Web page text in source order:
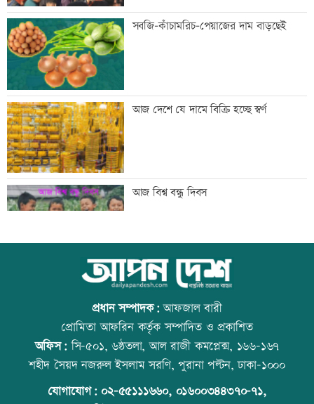
দুদকের মামলায় ঢাকা ব্যাংকের ৪ কর্মকর্তার
কারাদণ্ড
জিয়াউর রহমান দেশে প্রথম সবুজ বিপ্লবের
ডাক দিয়েছিলেন: পরিবেশমন্ত্রী
প্রথম শ্রেণিতে ভর্তি লটারিতে
মেঘনার ভাঙনরোধে জিও ব্যাগ প্রকল্পে
অনিয়ম, এলাকাবাসীর মানববন্ধন
বাংলাদেশি পাঁচ হাজার কৃষি শ্রমিক নেবে
ওমান
সবজি-কাঁচামরিচ-পেয়াজের দাম বাড়ছেই
আজ দেশে যে দামে বিক্রি হচ্ছে স্বর্ণ
আজ বিশ্ব বন্ধু দিবস
স্কুল ছাত্রীকে দলবদ্ধ ধর্ষণসহ ভিডিও ধারণ
প্রতিমন্ত্রীকে ঘিরে ভাইরাল ভিডিওতে ছবি
জুড়ে অপপ্রচার: এলিন
প্রধান সম্পাদক:আফজাল বারী
প্রোমিতা আফরিন কর্তৃক সম্পাদিত ও প্রকাশিত
অফিস:সি-৫০১, ৬ষ্ঠতলা, আল রাজী কমপ্লেক্স, ১৬৬-১৬৭
শহীদ সৈয়দ নজরুল ইসলাম সরণি, পুরানা পল্টন, ঢাকা-১০০০
যোগাযোগ: ০২-৫৫১১১৬৬০, ০১৬০০৩৪৪৩৭০-৭১,